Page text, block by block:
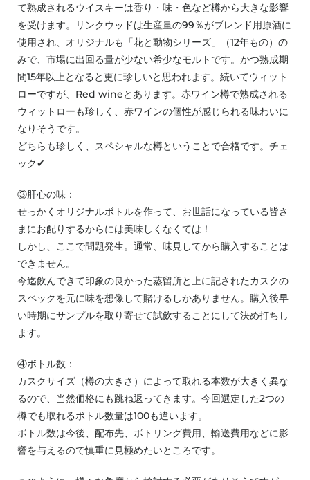
て熟成されるウイスキーは香り・味・色など樽から大きな影響
を受けます。リンクウッドは生産量の99％がブレンド用原酒に
使用され、オリジナルも「花と動物シリーズ」（12年もの）の
みで、市場に出回る量が少ない希少なモルトです。かつ熟成期
間15年以上となると更に珍しいと思われます。続いてウィット
ローですが、Red wineとあります。赤ワイン樽で熟成される
ウィットローも珍しく、赤ワインの個性が感じられる味わいに
なりそうです。
どちらも珍しく、スペシャルな樽ということで合格です。チェ
ック✔
③肝心の味：
せっかくオリジナルボトルを作って、お世話になっている皆さ
まにお配りするからには美味しくなくては！
しかし、ここで問題発生。通常、味見してから購入することは
できません。
今迄飲んできて印象の良かった蒸留所と上に記されたカスクの
スペックを元に味を想像して賭けるしかありません。購入後早
い時期にサンプルを取り寄せて試飲することにして決め打ちし
ます。
④ボトル数：
カスクサイズ（樽の大きさ）によって取れる本数が大きく異な
るので、当然価格にも跳ね返ってきます。今回選定した2つの
樽でも取れるボトル数量は100も違います。
ボトル数は今後、配布先、ボトリング費用、輸送費用などに影
響を与えるので慎重に見極めたいところです。